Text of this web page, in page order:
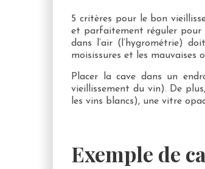
5 critères pour le bon
et parfaitement réguler pour
dans l’air (l’hygrométrie)
moisissures et les mauvaises
Placer la cave dans un
vieillissement du vin). De
les vins blancs), une vitre
Exemple de